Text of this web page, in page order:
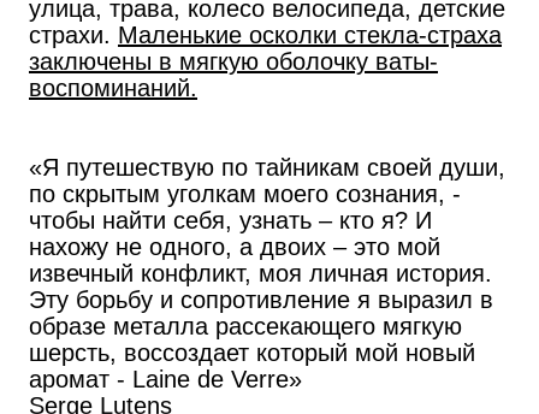
улица, трава, колесо велосипеда, детские
страхи. Маленькие осколки стекла-страха
заключены в мягкую оболочку ваты-
воспоминаний.
«Я путешествую по тайникам своей души,
по скрытым уголкам моего сознания, -
чтобы найти себя, узнать – кто я? И
нахожу не одного, а двоих – это мой
извечный конфликт, моя личная история.
Эту борьбу и сопротивление я выразил в
образе металла рассекающего мягкую
шерсть, воссоздает который мой новый
аромат - Laine de Verre»
Serge Lutens